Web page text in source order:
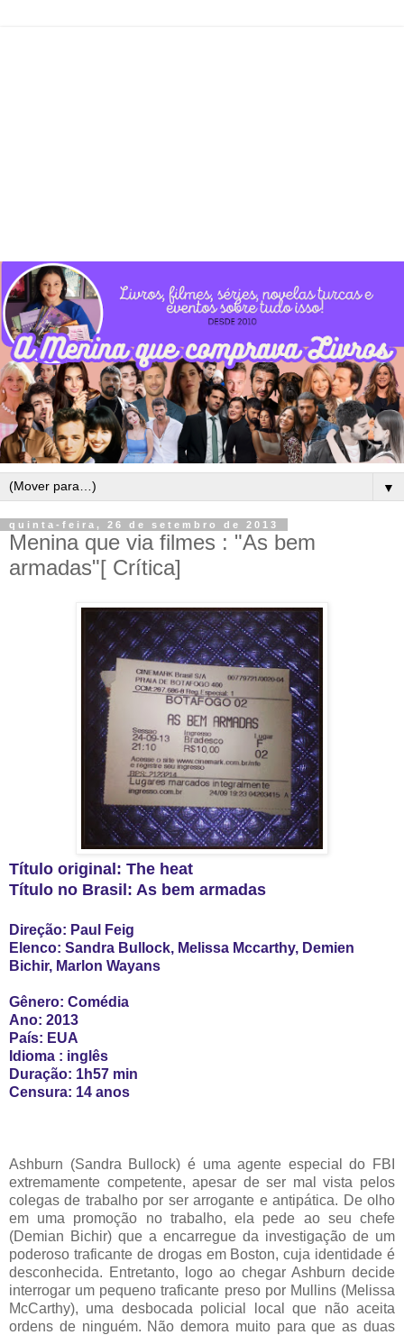
▼
quinta-feira, 26 de setembro de 2013
Menina que via filmes : "As bem
armadas"[ Crítica]
Título original: The heat
Título no Brasil: As bem armadas
Direção: Paul Feig
Elenco: Sandra Bullock, Melissa Mccarthy, Demien
Bichir, Marlon Wayans
Gênero: Comédia
Ano: 2013
País: EUA
Idioma : inglês
Duração: 1h57 min
Censura: 14 anos
Ashburn (Sandra Bullock) é uma agente especial do FBI
extremamente competente, apesar de ser mal vista pelos
colegas de trabalho por ser arrogante e antipática. De olho
em uma promoção no trabalho, ela pede ao seu chefe
(Demian Bichir) que a encarregue da investigação de um
poderoso traficante de drogas em Boston, cuja identidade é
desconhecida. Entretanto, logo ao chegar Ashburn decide
interrogar um pequeno traficante preso por Mullins (Melissa
McCarthy), uma desbocada policial local que não aceita
ordens de ninguém. Não demora muito para que as duas